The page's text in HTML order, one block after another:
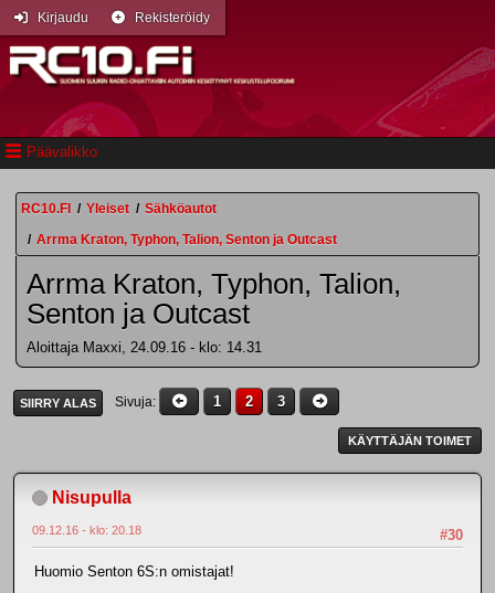
Päävalikko
Kirjaudu Rekisteröidy
RC10.FI / Yleiset / Sähköautot
/ Arrma Kraton, Typhon, Talion, Senton ja Outcast
Arrma Kraton, Typhon, Talion,
Senton ja Outcast
Aloittaja Maxxi, 24.09.16 - klo: 14.31
SIIRRY ALAS Sivuja 1 2 3
KÄYTTÄJÄN TOIMET
Nisupulla
#30
09.12.16 - klo: 20.18
Huomio Senton 6S:n omistajat!